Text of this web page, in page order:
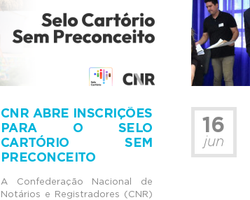
CNR ABRE INSCRIÇÕES
PARA O SELO
CARTÓRIO SEM
PRECONCEITO
A Confederação Nacional de
Notários e Registradores (CNR)
16
jun